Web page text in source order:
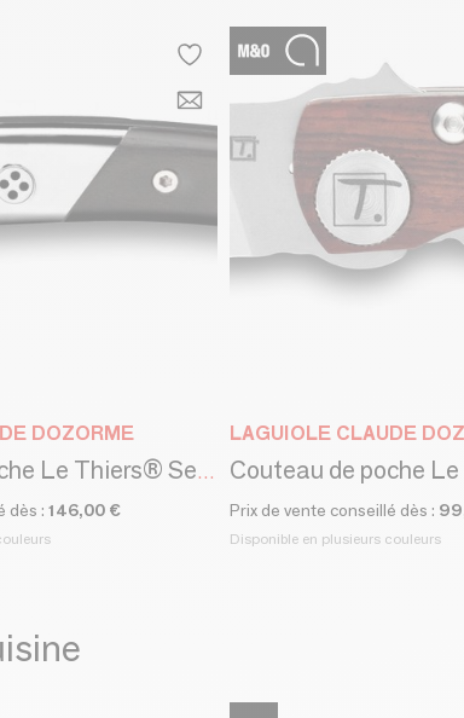
DOZORME
Couteau de poche Le Thiers® Secret - Claude Dozorme
dès : 146,00 €
LAGUIOLE CLAUDE
Prix de vente conseillé dès :
Disponible en plusieurs couleurs